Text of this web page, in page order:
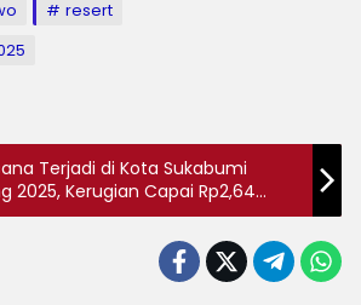
resert
Terjadi di Kota Sukabumi
2025, Kerugian Capai Rp2,64